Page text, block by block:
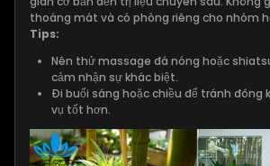
thoáng mát và có phòng riêng cho nhóm
Tips:
Nên thử massage đá nóng hoặc
cảm nhận sự khác biệt.
Đi buổi sáng hoặc chiều để tránh đông
vụ tốt hơn.